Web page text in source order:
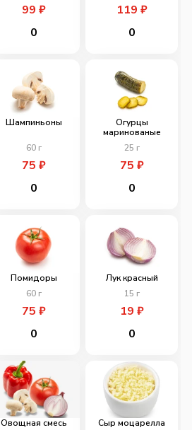
99 ₽
0
119 ₽
0
Шампиньоны
60г
75 ₽
0
Огурцы
маринованые
25 г
75 ₽
0
Помидоры
60г
75 ₽
0
Лук красный
15 г
19 ₽
0
Овощная смесь
Сыр моцарелла